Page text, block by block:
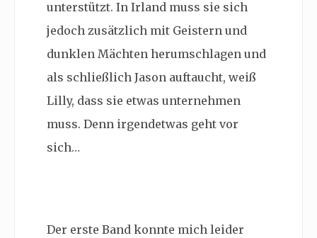
unterstützt. In Irland muss sie sich
jedoch zusätzlich mit Geistern und
dunklen Mächten herumschlagen und
als schließlich Jason auftaucht, weiß
Lilly, dass sie etwas unternehmen
muss. Denn irgendetwas geht vor
sich…
Der erste Band konnte mich leider